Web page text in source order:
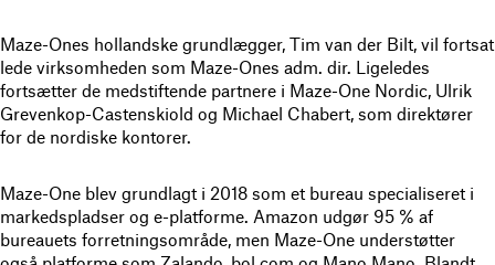
Maze-Ones hollandske grundlægger, Tim van der Bilt, vil fortsat
lede virksomheden som Maze-Ones adm. dir. Ligeledes
fortsætter de medstiftende partnere i Maze-One Nordic, Ulrik
Grevenkop-Castenskiold og Michael Chabert, som direktører
for de nordiske kontorer.
Maze-One blev grundlagt i 2018 som et bureau specialiseret i
markedspladser og e-platforme. Amazon udgør 95 % af
bureauets forretningsområde, men Maze-One understøtter